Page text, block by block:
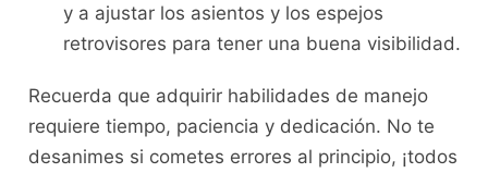
y a ajustar los​ asientos y los espejos
retrovisores para tener una buena visibilidad.
Recuerda ⁤que adquirir habilidades de manejo
requiere ‍tiempo, paciencia⁤ y dedicación. No te​
desanimes si​ cometes errores al principio, ¡todos